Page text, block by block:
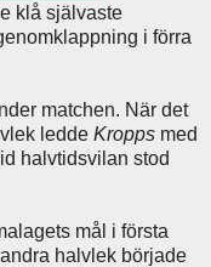
klå självaste
i förra
matchen. När det
ledde Kropps med
halvtidsvilan stod
mål i första
halvlek började